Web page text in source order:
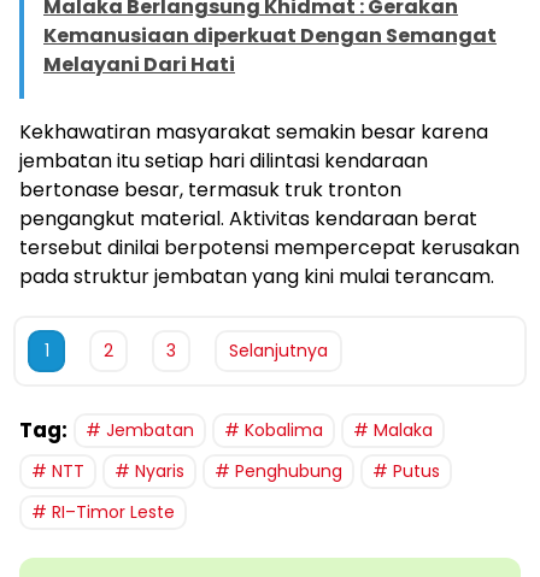
Malaka Berlangsung Khidmat : Gerakan
Kemanusiaan diperkuat Dengan Semangat
Melayani Dari Hati
Kekhawatiran masyarakat semakin besar karena
jembatan itu setiap hari dilintasi kendaraan
bertonase besar, termasuk truk tronton
pengangkut material. Aktivitas kendaraan berat
tersebut dinilai berpotensi mempercepat kerusakan
pada struktur jembatan yang kini mulai terancam.
1 2 3 Selanjutnya
Tag: Jembatan Kobalima
Malaka
NTT
Nyaris Penghubung
Putus
RI–Timor Leste